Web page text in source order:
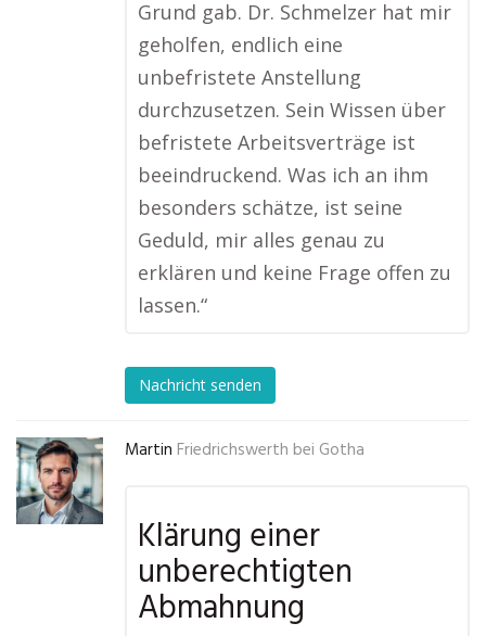
Grund gab. Dr. Schmelzer hat mir
geholfen, endlich eine
unbefristete Anstellung
durchzusetzen. Sein Wissen über
befristete Arbeitsverträge ist
beeindruckend. Was ich an ihm
besonders schätze, ist seine
Geduld, mir alles genau zu
erklären und keine Frage offen zu
lassen.“
Nachricht senden
Martin Friedrichswerth bei Gotha
Klärung einer
unberechtigten
Abmahnung